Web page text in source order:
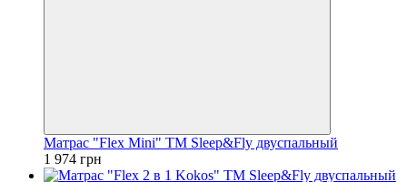
Матрас "Flex Mini" ТМ Sleep&Fly двуспальный
1 974 грн